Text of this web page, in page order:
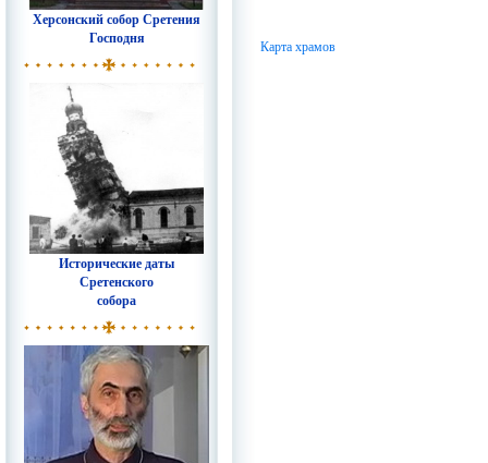
Херсонский собор Сретения
Господня
Исторические даты
Сретенского
собора
Карта храмов